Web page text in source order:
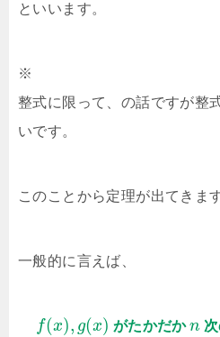
といいます。
※
整式に限って、の話ですが整
いです。
このことから定理が出てきます
一般的に言えば、
f(x), g(x) がたかだかn